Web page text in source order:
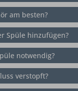
am besten?
Spüle hinzufügen?
notwendig?
verstopft?